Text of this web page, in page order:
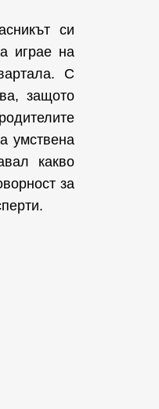
си
играе на
С
защото
умствена
какво
за